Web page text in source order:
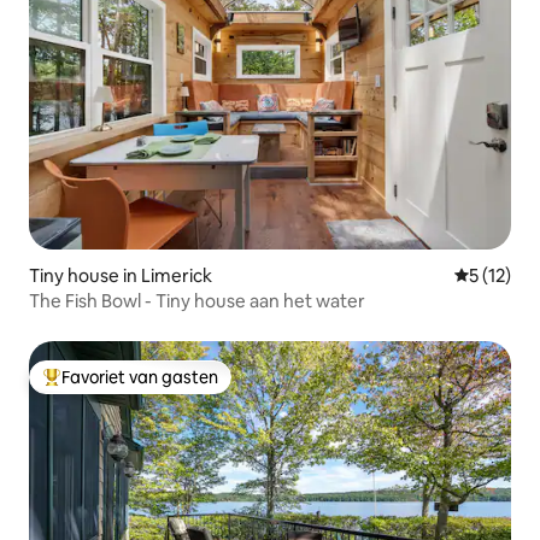
Tiny house in Limerick
5 (12)
The Fish Bowl - Tiny house aan het water
Topfavoriet van gasten
Favoriet van gasten